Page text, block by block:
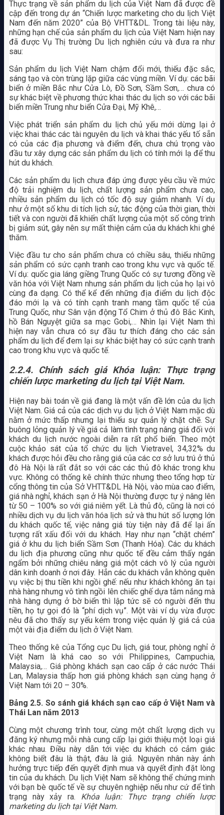
Thực trạng về sản phẩm du lịch của Việt Nam đã được đề
cập đến trong dự án “Chiến lược marketing cho du lịch Việt
Nam đến năm 2020” của Bộ VHTT&DL. Trong tài liệu này,
những hạn chế của sản phẩm du lịch của Việt Nam hiện nay
đã được Vụ Thị trường Du lịch nghiên cứu và đưa ra như
sau:
Sản phẩm du lịch Việt Nam chậm đổi mới, thiếu đặc sắc,
sáng tạo và còn trùng lặp giữa các vùng miền. Ví dụ: các bãi
biển ở miền Bắc như Cửa Lò, Đồ Sơn, Sầm Sơn,… chưa có
sự khác biệt về phương thức khai thác du lịch so với các bãi
biển miền Trung như biển Cửa Đại, Mỹ Khê,…
Việc phát triển sản phẩm du lịch chủ yếu mới dừng lại ở
việc khai thác các tài nguyên du lịch và khai thác yếu tố sẵn
có của các địa phương và điểm đến, chưa chú trọng vào
đầu tư xây dựng các sản phẩm du lịch có tính mới lạ để thu
hút du khách.
Các sản phẩm du lịch chưa đáp ứng được yêu cầu về mức
độ trải nghiệm du lịch, chất lượng sản phẩm chưa cao,
nhiều sản phẩm du lịch có tốc độ suy giảm nhanh. Ví dụ
như ở một số khu di tích lịch sử, tác động của thời gian, thời
tiết và con người đã khiến chất lượng của một số công trình
bị giảm sút, gây nên sự mất thiện cảm của du khách khi ghé
thăm.
Việc đầu tư cho sản phẩm chưa có chiều sâu, thiếu những
sản phẩm có sức cạnh tranh cao trong khu vực và quốc tế.
Ví dụ: quốc gia láng giềng Trung Quốc có sự tương đồng về
văn hóa với Việt Nam nhưng sản phẩm du lịch của họ lại vô
cùng đa dạng. Có thể kể đến những địa điểm du lịch độc
đáo mới lạ và có tính cạnh tranh mang tầm quốc tế của
Trung Quốc, như Sân vận động Tổ Chim ở thủ đô Bắc Kinh,
hồ Bán Nguyệt giữa sa mạc Gobi,… Nhìn lại Việt Nam thì
hiện nay vẫn chưa có sự đầu tư thích đáng cho các sản
phẩm du lịch để đem lại sự khác biệt hay có sức cạnh tranh
cao trong khu vực và quốc tế.
2.2.4.
Chính sách giá Khóa luận: Thực trạng
chiến lược marketing du lịch tại Việt Nam.
Hiện nay bài toán về giá đang là một vấn đề lớn của du lịch
Việt Nam. Giá cả của các dịch vụ du lịch ở Việt Nam mặc dù
nằm ở mức thấp nhưng lại thiếu sự quản lý chặt chẽ. Sự
buông lỏng quản lý về giá cả làm tình trạng nâng giá đối với
khách du lịch nước ngoài diễn ra rất phổ biến. Theo một
cuộc khảo sát của tổ chức du lịch Vietravel, 34,32% du
khách được hỏi đều cho rằng giá của các cơ sở lưu trú ở thủ
đô Hà Nội là rất đắt so với các các thủ đô khác trong khu
vực. Không có thống kê chính thức nhưng theo tổng hợp từ
cổng thông tin của Sở VHTT&DL Hà Nội, vào mùa cao điểm,
giá nhà nghỉ, khách sạn ở Hà Nội thường được tự ý nâng lên
từ 50 – 100% so với giá niêm yết. Là thủ đô, cũng là nơi có
nhiều dịch vụ du lịch văn hóa lịch sử và thu hút số lượng lớn
du khách quốc tế, việc nâng giá tùy tiện này đã để lại ấn
tượng rất xấu đối với du khách. Hay như nạn “chặt chém”
giá ở khu du lịch biển Sầm Sơn (Thanh Hóa). Các du khách
du lịch địa phương cũng như quốc tế đều cảm thấy ngán
ngẩm bởi những chiêu nâng giá một cách vô lý của người
dân kinh doanh ở nơi đây. Hẳn các du khách vẫn không quên
vụ việc bị thu tiền khi ngồi ghế: nếu như khách không ăn tại
nhà hàng nhưng vô tình ngồi lên chiếc ghế dựa tắm nắng mà
nhà hàng dựng ở bờ biển thì lập tức sẽ có người đến thu
tiền, họ tự gọi đó là “phí dịch vụ”. Một vài ví dụ vừa được
nêu đã cho thấy sự yếu kém trong việc quản lý giá cả của
một vài địa điểm du lịch ở Việt Nam.
Theo thống kê của Tổng cục Du lịch, giá tour, phòng nghỉ ở
Việt Nam là khá cao so với Philippines, Campuchia,
Malaysia,… Giá phòng khách sạn cao cấp ở các nước Thái
Lan, Malaysia thấp hơn giá phòng khách sạn cùng hạng ở
Việt Nam tới 20 – 30%.
Bảng 2.5. So sánh giá khách sạn cao cấp ở Việt Nam và
Thái Lan năm 2013
Cùng một chương trình tour, cùng một chất lượng dịch vụ
đăng ký nhưng mỗi nhà cung cấp lại giới thiệu một loại giá
khác nhau. Điều này dẫn tới việc du khách có cảm giác
không biết đâu là thật, đâu là giả. Nguyên nhân này ảnh
hưởng trực tiếp đến quyết định mua và quyết định đặt lòng
tin của du khách. Du lịch Việt Nam sẽ không thể chứng minh
với bạn bè quốc tế về sự chuyên nghiệp nếu như cứ để tình
trạng này xảy ra. Khóa luận: Thực trạng chiến lược
marketing du lịch tại Việt Nam.